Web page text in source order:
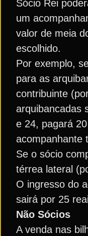
Sócio Rei
um
valor de meia
escolhido.
Por exemplo,
para as
contribuinte
arquibancadas
e 24, pagará
acompanhante
Se o sócio
térrea lateral
O ingresso do
sairá por 25
Não Sócios
A venda nas